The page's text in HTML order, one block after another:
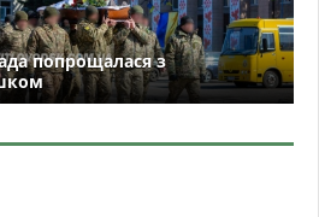
попрощалася з